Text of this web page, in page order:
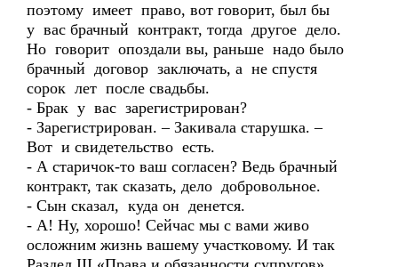
поэтому имеет право, вот говорит, был бы
у вас брачный контракт, тогда другое дело.
Но говорит опоздали вы, раньше надо было
брачный договор заключать, а не спустя
сорок лет после свадьбы.
- Брак у вас зарегистрирован?
- Зарегистрирован. – Закивала старушка. –
Вот и свидетельство есть.
- А старичок-то ваш согласен? Ведь брачный
контракт, так сказать, дело добровольное.
- Сын сказал, куда он денется.
- А! Ну, хорошо! Сейчас мы с вами живо
осложним жизнь вашему участковому. И так